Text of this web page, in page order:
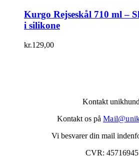
Kurgo Rejseskål 710 ml –
i silikone
kr.129,00
Kontakt
Kontakt os på
Vi besvarer din mail
CVR: 45716945